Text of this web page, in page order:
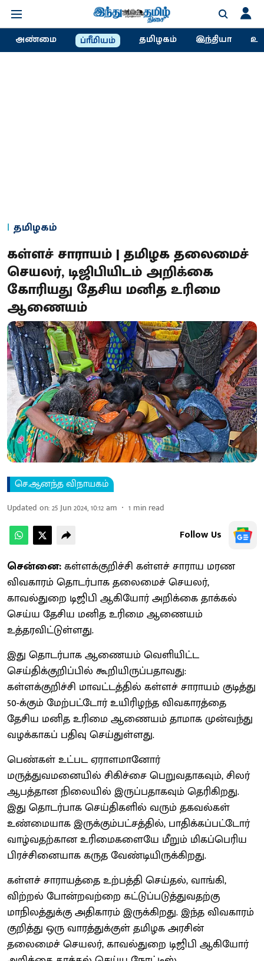
அண்மை ப்ரீமியம் தமிழகம் இந்தியா
தமிழகம்
கள்ளச் சாராயம் | தமிழக தலைமைச்
செயலர், டிஜிபியிடம் அறிக்கை
கோரியது தேசிய மனித உரிமை
ஆணையம்
செ.ஆனந்த விநாயகம்
Updated on:25 Jun 2024, 10:12 am 1 min read
Follow Us
சென்னை:கள்ளக்குறிச்சி கள்ளச் சாராய மரண
விவகாரம் தொடர்பாக தலைமைச் செயலர்,
காவல்துறை டிஜிபி ஆகியோர் அறிக்கை தாக்கல்
செய்ய தேசிய மனித உரிமை ஆணையம்
உத்தரவிட்டுள்ளது.
இது தொடர்பாக ஆணையம் வெளியிட்ட
செய்திக்குறிப்பில் கூறியிருப்பதாவது:
கள்ளக்குறிச்சி மாவட்டத்தில் கள்ளச் சாராயம் குடித்து
50-க்கும் மேற்பட்டோர் உயிரிழந்த விவகாரத்தை
தேசிய மனித உரிமை ஆணையம் தாமாக முன்வந்து
வழக்காகப் பதிவு செய்துள்ளது.
பெண்கள் உட்பட ஏராளமானோர்
மருத்துவமனையில் சிகிச்சை பெறுவதாகவும், சிலர்
ஆபத்தான நிலையில் இருப்பதாகவும் தெரிகிறது.
இது தொடர்பாக செய்திகளில் வரும் தகவல்கள்
உண்மையாக இருக்கும்பட்சத்தில், பாதிக்கப்பட்டோர்
வாழ்வதற்கான உரிமைகளையே மீறும் மிகப்பெரிய
பிரச்சினையாக கருத வேண்டியிருக்கிறது.
கள்ளச் சாராயத்தை உற்பத்தி செய்தல், வாங்கி,
விற்றல் போன்றவற்றை கட்டுப்படுத்துவதற்கு
மாநிலத்துக்கு அதிகாரம் இருக்கிறது. இந்த விவகாரம்
குறித்து ஒரு வாரத்துக்குள் தமிழக அரசின்
தலைமைச் செயலர், காவல்துறை டிஜிபி ஆகியோர்